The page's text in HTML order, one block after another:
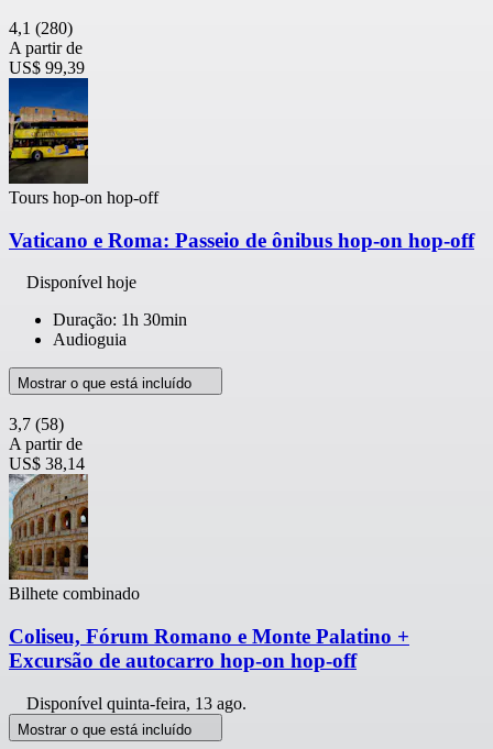
4,1 (280)
A partir de
US$ 99,39
Tours hop-on hop-off
Vaticano e Roma: Passeio de ônibus hop-on hop-off
Disponível hoje
Duração: 1h 30min
Audioguia
Mostrar o que está incluído
3,7 (58)
A partir de
US$ 38,14
Bilhete combinado
Coliseu, Fórum Romano e Monte Palatino +
Excursão de autocarro hop-on hop-off
Disponível quinta-feira, 13 ago.
Mostrar o que está incluído